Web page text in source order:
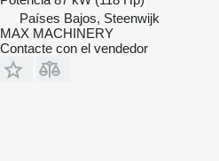
Países Bajos, Steenwijk
MAX MACHINERY
Contacte con el vendedor